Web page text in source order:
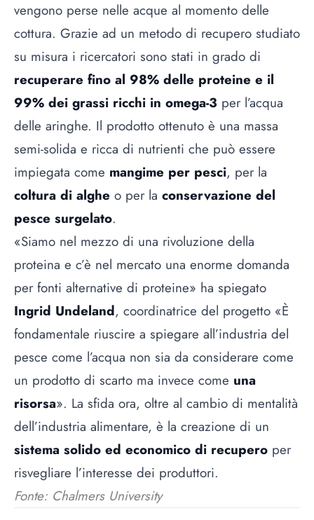
vengono perse nelle acque al momento delle
cottura. Grazie ad un metodo di recupero studiato
su misura i ricercatori sono stati in grado di
recuperare fino al 98% delle proteine e il
99% dei grassi ricchi in omega-3 per l’acqua
delle aringhe. Il prodotto ottenuto è una massa
semi-solida e ricca di nutrienti che può essere
impiegata come mangime per pesci, per la
coltura di alghe o per la conservazione del
pesce surgelato.
«Siamo nel mezzo di una rivoluzione della
proteina e c’è nel mercato una enorme domanda
per fonti alternative di proteine» ha spiegato
Ingrid Undeland, coordinatrice del progetto «È
fondamentale riuscire a spiegare all’industria del
pesce come l’acqua non sia da considerare come
un prodotto di scarto ma invece come una
risorsa». La sfida ora, oltre al cambio di mentalità
dell’industria alimentare, è la creazione di un
sistema solido ed economico di recupero per
risvegliare l’interesse dei produttori.
Fonte: Chalmers University